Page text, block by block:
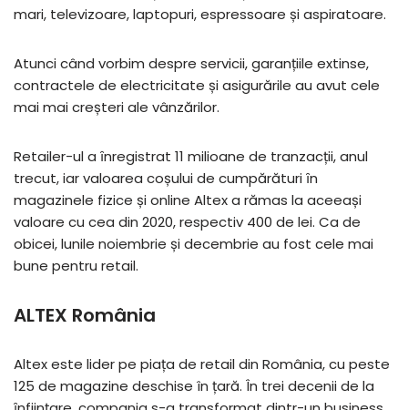
mari, televizoare, laptopuri, espressoare și aspiratoare.
Atunci când vorbim despre servicii, garanțiile extinse,
contractele de electricitate și asigurările au avut cele
mai mai creșteri ale vânzărilor.
Retailer-ul a ȋnregistrat 11 milioane de tranzacții, anul
trecut, iar valoarea coșului de cumpărături ȋn
magazinele fizice și online Altex a rămas la aceeași
valoare cu cea din 2020, respectiv 400 de lei. Ca de
obicei, lunile noiembrie și decembrie au fost cele mai
bune pentru retail.
ALTEX România
Altex este lider pe piața de retail din România, cu peste
125 de magazine deschise în țară. În trei decenii de la